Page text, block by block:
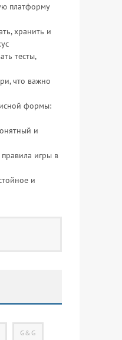
платформу
хранить и
тесты,
что важно
формы:
и
игры в
и
G&G